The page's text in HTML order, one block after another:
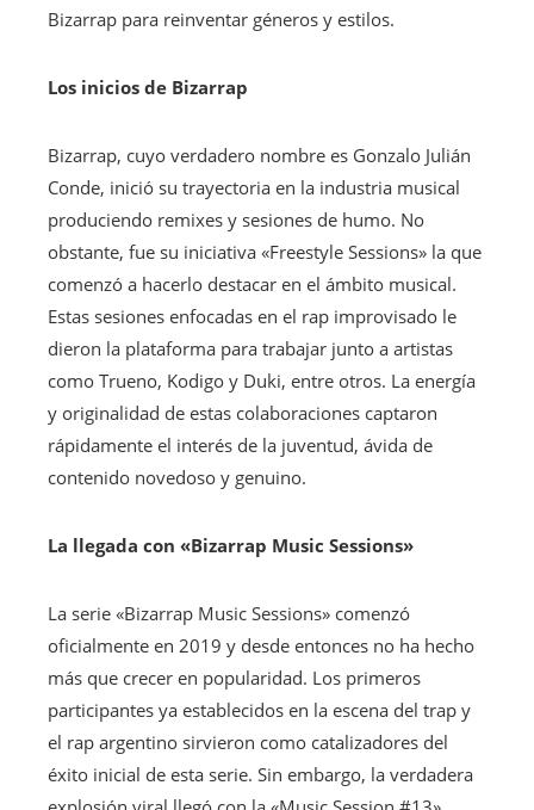
Bizarrap para reinventar géneros y estilos.
Los inicios de Bizarrap
Bizarrap, cuyo verdadero nombre es Gonzalo Julián
Conde, inició su trayectoria en la industria musical
produciendo remixes y sesiones de humo. No
obstante, fue su iniciativa «Freestyle Sessions» la que
comenzó a hacerlo destacar en el ámbito musical.
Estas sesiones enfocadas en el rap improvisado le
dieron la plataforma para trabajar junto a artistas
como Trueno, Kodigo y Duki, entre otros. La energía
y originalidad de estas colaboraciones captaron
rápidamente el interés de la juventud, ávida de
contenido novedoso y genuino.
La llegada con «Bizarrap Music Sessions»
La serie «Bizarrap Music Sessions» comenzó
oficialmente en 2019 y desde entonces no ha hecho
más que crecer en popularidad. Los primeros
participantes ya establecidos en la escena del trap y
el rap argentino sirvieron como catalizadores del
éxito inicial de esta serie. Sin embargo, la verdadera